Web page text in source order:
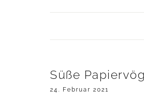
Süße
24. Februar 2021